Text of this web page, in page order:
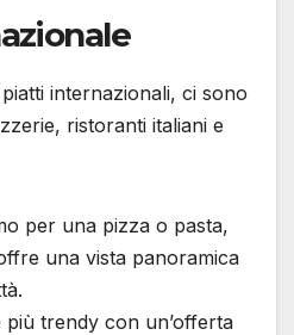
internazionali, ci sono
ristoranti italiani e
per una pizza o pasta,
una vista panoramica
più trendy con un’offerta